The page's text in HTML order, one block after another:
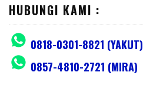
HUBUNGI KAMI :
0818-0301-8821 (YAKUT)
0857-4810-2721 (MIRA)